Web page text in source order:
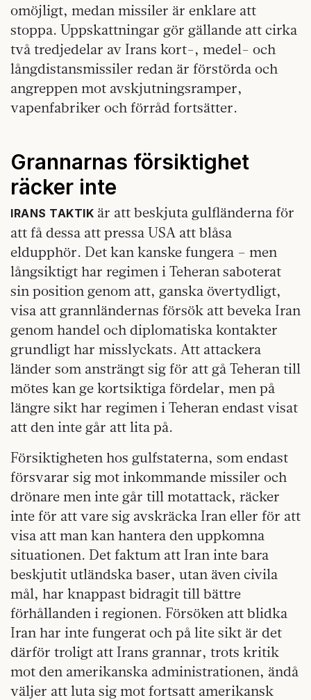
omöjligt, medan missiler är enklare att
stoppa. Uppskattningar gör gällande att cirka
två tredjedelar av Irans kort-, medel- och
långdistansmissiler redan är förstörda och
angreppen mot avskjutningsramper,
vapenfabriker och förråd fortsätter.
Grannarnas försiktighet
räcker inte
IRANS TAKTIK är att beskjuta gulfländerna för
att få dessa att pressa USA att blåsa
eldupphör. Det kan kanske fungera – men
långsiktigt har regimen i Teheran saboterat
sin position genom att, ganska övertydligt,
visa att grannländernas försök att beveka Iran
genom handel och diplomatiska kontakter
grundligt har misslyckats. Att attackera
länder som ansträngt sig för att gå Teheran till
mötes kan ge kortsiktiga fördelar, men på
längre sikt har regimen i Teheran endast visat
att den inte går att lita på.
Försiktigheten hos gulfstaterna, som endast
försvarar sig mot inkommande missiler och
drönare men inte går till motattack, räcker
inte för att vare sig avskräcka Iran eller för att
visa att man kan hantera den uppkomna
situationen. Det faktum att Iran inte bara
beskjutit utländska baser, utan även civila
mål, har knappast bidragit till bättre
förhållanden i regionen. Försöken att blidka
Iran har inte fungerat och på lite sikt är det
därför troligt att Irans grannar, trots kritik
mot den amerikanska administrationen, ändå
väljer att luta sig mot fortsatt amerikansk